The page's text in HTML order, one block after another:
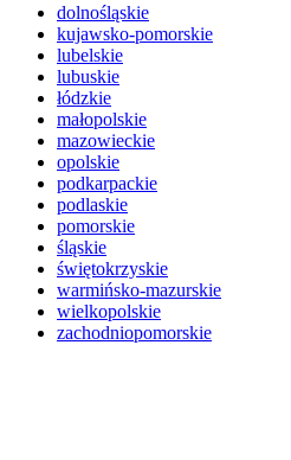
dolnośląskie
kujawsko-pomorskie
lubelskie
lubuskie
łódzkie
małopolskie
mazowieckie
opolskie
podkarpackie
podlaskie
pomorskie
śląskie
świętokrzyskie
warmińsko-mazurskie
wielkopolskie
zachodniopomorskie